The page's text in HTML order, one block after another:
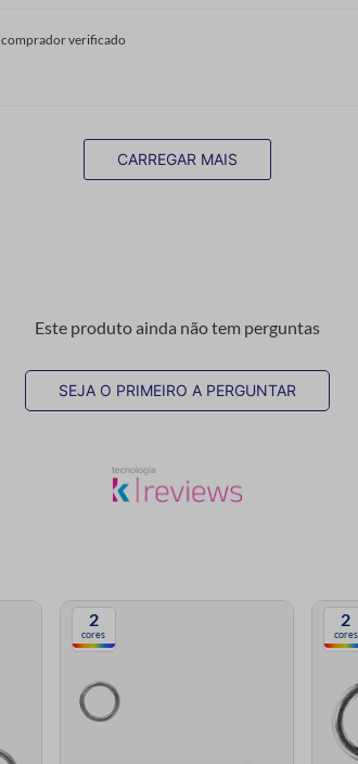
comprador verificado
CARREGAR MAIS
Este produto ainda não tem perguntas
SEJA O PRIMEIRO A PERGUNTAR
2
cores
2
cores